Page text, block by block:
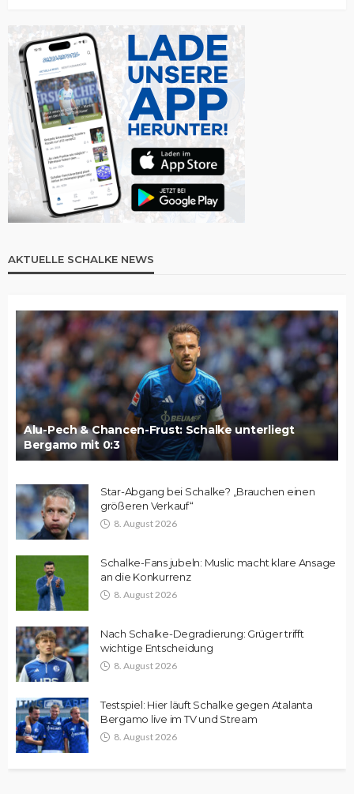
AKTUELLE SCHALKE NEWS
Alu-Pech & Chancen-Frust: Schalke unterliegt
Bergamo mit 0:3
Star-Abgang bei Schalke? „Brauchen einen
größeren Verkauf“
8. August 2026
Schalke-Fans jubeln: Muslic macht klare Ansage
an die Konkurrenz
8. August 2026
Nach Schalke-Degradierung: Grüger trifft
wichtige Entscheidung
8. August 2026
Testspiel: Hier läuft Schalke gegen Atalanta
Bergamo live im TV und Stream
8. August 2026